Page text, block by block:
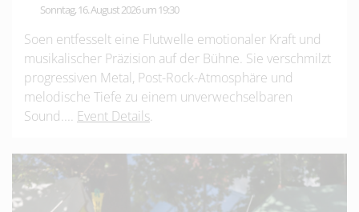
Sonntag, 16. August 2026 um 19:30
Soen entfesselt eine Flutwelle emotionaler Kraft und
musikalischer Präzision auf der Bühne. Sie verschmilzt
progressiven Metal, Post-Rock-Atmosphäre und
melodische Tiefe zu einem unverwechselbaren
Sound.... Event Details.